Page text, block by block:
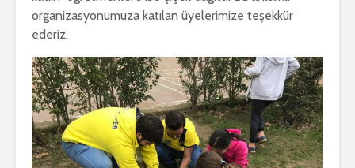
organizasyonumuza katılan üyelerimize teşekkür
ederiz.